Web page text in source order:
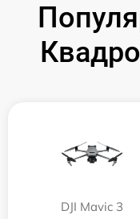
DJI Mavic 3